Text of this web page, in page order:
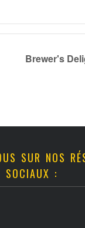
Brewer's
SUR NOS
SOCIAUX :